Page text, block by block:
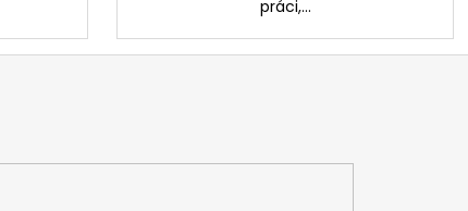
práci,...